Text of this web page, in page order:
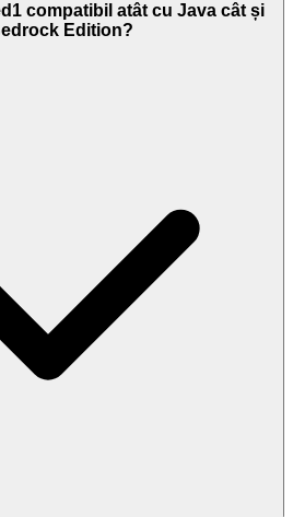
compatibil atât cu Java cât și
Edition?